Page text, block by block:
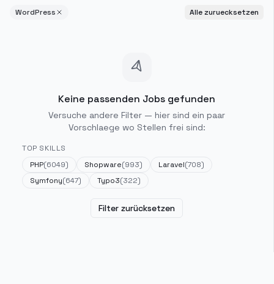
WordPress Alle zuruecksetzen
Keine passenden Jobs gefunden
Versuche andere Filter — hier sind ein paar
Vorschlaege wo Stellen frei sind:
TOP SKILLS
PHP(6049) Shopware(993) Laravel(708)
Symfony(647) Typo3(322)
Filter zurücksetzen